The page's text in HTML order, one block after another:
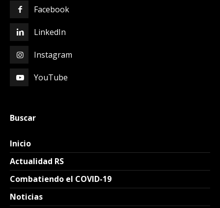
Facebook
LinkedIn
Instagram
YouTube
Buscar
Inicio
Actualidad RS
Combatiendo el COVID-19
Noticias